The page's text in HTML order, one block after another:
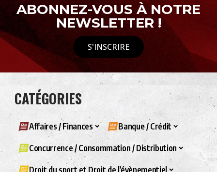
ABONNEZ-VOUS À NOTRE
NEWSLETTER !
S'INSCRIRE
CATÉGORIES
Affaires / Finances Banque / Crédit
Concurrence / Consommation / Distribution
Droit du sport et Droit de l’évènementiel